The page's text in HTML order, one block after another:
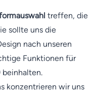
treffen, die
sollte uns die
nach unseren
Funktionen für
beinhalten.
konzentrieren wir uns